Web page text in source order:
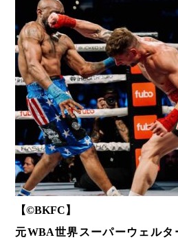
【©️BKFC】
元WBA世界スーパーウェルタ